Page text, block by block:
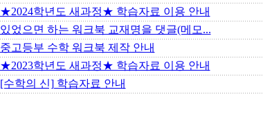
★2024학년도 새과정★ 학습자료 이용 안내
있었으면 하는 워크북 교재명을 댓글(메모...
중고등부 수학 워크북 제작 안내
★2023학년도 새과정★ 학습자료 이용 안내
[수학의 신] 학습자료 안내